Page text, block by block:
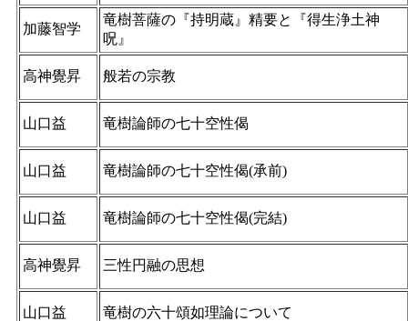
加藤智学
竜樹菩薩の『持明蔵』精要と『得生浄土神
呪』
高神覺昇 般若の宗教
山口益 竜樹論師の七十空性偈
山口益 竜樹論師の七十空性偈(承前)
山口益 竜樹論師の七十空性偈(完結)
高神覺昇 三性円融の思想
山口益 竜樹の六十頌如理論について